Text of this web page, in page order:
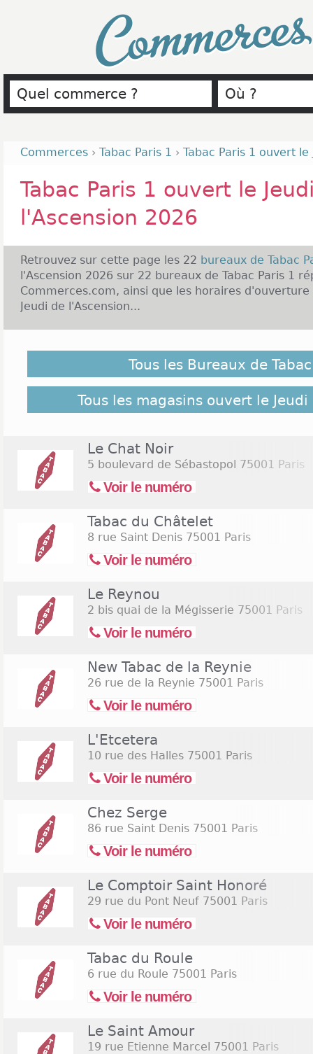
Commerces › Tabac Paris 1 › Tabac Paris 1 ouvert le
Tabac Paris 1 ouvert le
l'Ascension 2026
Retrouvez sur cette page les 22 bureaux de Tabac
l'Ascension 2026 sur 22 bureaux de Tabac Paris 1
Commerces.com, ainsi que les horaires d'ouverture
Jeudi de l'Ascension...
le Jeudi de l'Ascension 2026 ne soient pas
suivant pour retrouver l'ensemble des Tabac Paris
Commerces.com :22 bureaux de Tabac Paris 1
Tous les Bureaux de
Tous les magasins ouvert le
Le Chat Noir
5 boulevard de Sébastopol 75001 Paris
Voir le numéro
Tabac du Châtelet
8 rue Saint Denis 75001 Paris
Voir le numéro
Le Reynou
2 bis quai de la Mégisserie 75001 Paris
Voir le numéro
New Tabac de la Reynie
26 rue de la Reynie 75001 Paris
Voir le numéro
L'Etcetera
10 rue des Halles 75001 Paris
Voir le numéro
Chez Serge
86 rue Saint Denis 75001 Paris
Voir le numéro
Le Comptoir Saint Honoré
29 rue du Pont Neuf 75001 Paris
Voir le numéro
Tabac du Roule
6 rue du Roule 75001 Paris
Voir le numéro
Le Saint Amour
19 rue Etienne Marcel 75001 Paris